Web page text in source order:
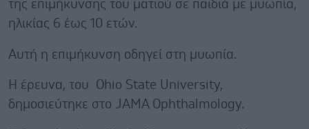
της επιμήκυνσης του ματιού σε παιδιά με μυωπία,
ηλικίας 6 έως 10 ετών.
Aυτή η επιμήκυνση οδηγεί στη μυωπία.
H έρευνα, του Ohio State University,
δημοσιεύτηκε στο JAMA Ophthalmology.